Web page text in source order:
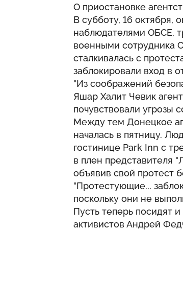
О приостановке
В субботу, 16 октября,
наблюдателями ОБСЕ,
военными сотрудника
сталкивалась с
заблокировали вход в
"Из соображений
Яшар Халит Чевик
почувствовали угрозы
Между тем Донецкое
началась в пятницу.
гостинице Park Inn с
в плен представителя
объявив свой протест
"Протестующие...
поскольку они не
Пусть теперь посидят
активистов Андрей